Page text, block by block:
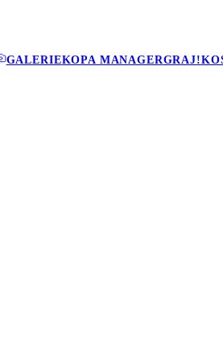
GALERIEKOPA MANAGERGRAJ!